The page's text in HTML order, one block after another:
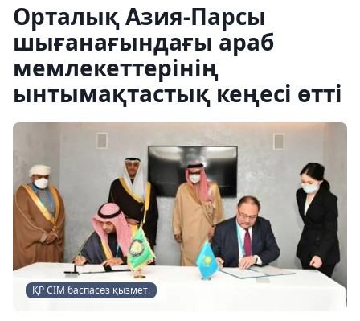
Орталық Азия-Парсы
шығанағындағы араб
мемлекеттерінің
ынтымақтастық кеңесі өтті
ҚР СІМ баспасөз қызметі